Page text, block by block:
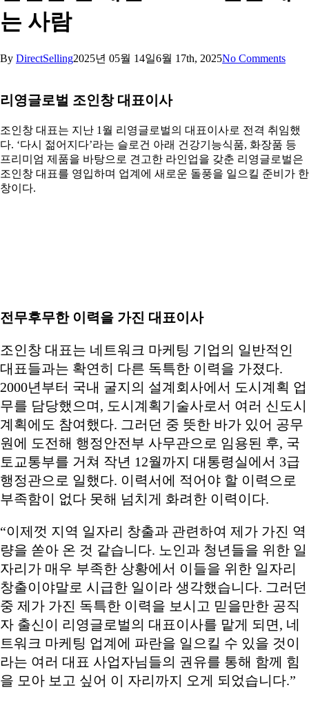
는 사람
By DirectSelling2025년 05월 14일6월 17th, 2025No Comments
리영글로벌 조인창 대표이사
조인창 대표는 지난 1월 리영글로벌의 대표이사로 전격 취임했
다. ‘다시 젊어지다’라는 슬로건 아래 건강기능식품, 화장품 등
프리미엄 제품을 바탕으로 견고한 라인업을 갖춘 리영글로벌은
조인창 대표를 영입하며 업계에 새로운 돌풍을 일으킬 준비가 한
창이다.
전무후무한 이력을 가진 대표이사
조인창 대표는 네트워크 마케팅 기업의 일반적인
대표들과는 확연히 다른 독특한 이력을 가졌다.
2000년부터 국내 굴지의 설계회사에서 도시계획 업
무를 담당했으며, 도시계획기술사로서 여러 신도시
계획에도 참여했다. 그러던 중 뜻한 바가 있어 공무
원에 도전해 행정안전부 사무관으로 임용된 후, 국
토교통부를 거쳐 작년 12월까지 대통령실에서 3급
행정관으로 일했다. 이력서에 적어야 할 이력으로
부족함이 없다 못해 넘치게 화려한 이력이다.
“이제껏 지역 일자리 창출과 관련하여 제가 가진 역
량을 쏟아 온 것 같습니다. 노인과 청년들을 위한 일
자리가 매우 부족한 상황에서 이들을 위한 일자리
창출이야말로 시급한 일이라 생각했습니다. 그러던
중 제가 가진 독특한 이력을 보시고 믿을만한 공직
자 출신이 리영글로벌의 대표이사를 맡게 되면, 네
트워크 마케팅 업계에 파란을 일으킬 수 있을 것이
라는 여러 대표 사업자님들의 권유를 통해 함께 힘
을 모아 보고 싶어 이 자리까지 오게 되었습니다.”